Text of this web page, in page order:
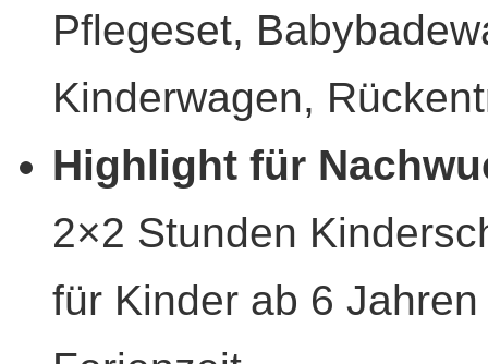
Pflegeset,
Kinderwagen,
Highlight für
2×2 Stunden
für Kinder ab 6